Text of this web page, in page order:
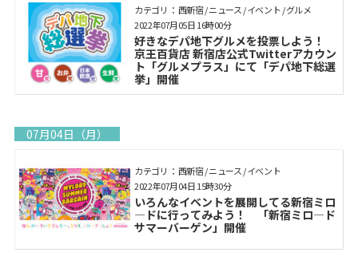
カテゴリ： 西新宿 / ニュース / イベント / グルメ
好きなデパ地下グルメを投票しよう！
京王百貨店 新宿店公式Twitterアカウン
ト「グルメプラス」にて「デパ地下総選
挙」開催
2022年07月05日 16時00分
07月04日（月）
カテゴリ： 西新宿 / ニュース / イベント
いろんなイベントを展開してる新宿ミロ
―ドに行ってみよう！ 「新宿ミロ―ド
サマーバーゲン」開催
2022年07月04日 15時30分